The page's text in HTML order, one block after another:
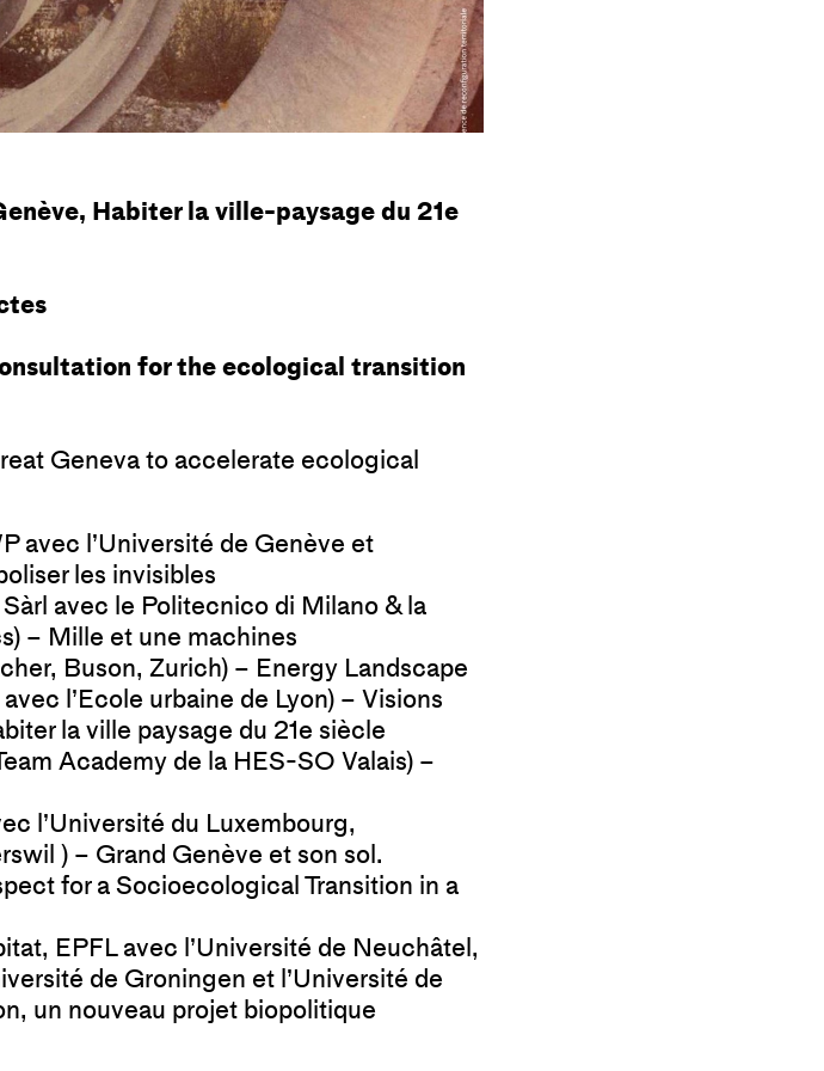
Habiter la ville-paysage du 21e
for the ecological transition
Geneva to accelerate ecological
avec l’Université de Genève et
les invisibles
Sàrl avec le Politecnico di Milano & la
– Mille et une machines
Buson, Zurich) – Energy Landscape
avec l’Ecole urbaine de Lyon) – Visions
la ville paysage du 21e siècle
Academy de la HES-SO Valais) –
l’Université du Luxembourg,
) – Grand Genève et son sol.
for a Socioecological Transition in a
EPFLavec l’Université de Neuchâtel,
de Groningen et l’Université de
un nouveau projet biopolitique